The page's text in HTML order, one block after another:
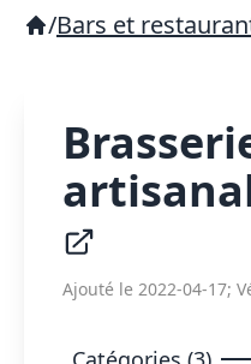
/Bars et
Ajouté le 2022-04-17;